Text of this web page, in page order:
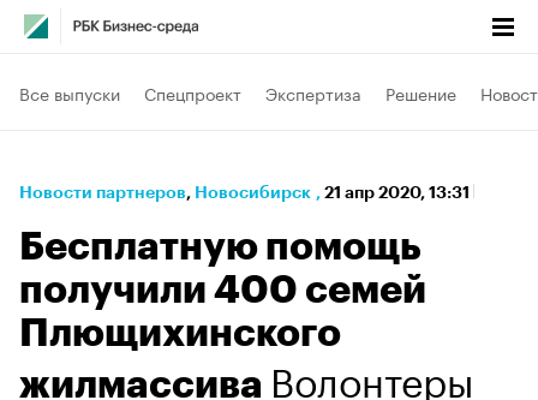
Все выпуски Спецпроект Экспертиза Решение
Новости партнеров⁠, Новосибирск , 21 апр 2020, 13:31
Бесплатную помощь
получили 400 семей
Плющихинского
жилмассива Волонтеры